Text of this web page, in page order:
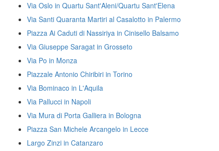
Via Oslo in Quartu Sant'Aleni/Quartu Sant'Elena
Via Santi Quaranta Martiri al Casalotto in Palermo
Piazza Ai Caduti di Nassiriya in Cinisello Balsamo
Via Giuseppe Saragat in Grosseto
Via Po in Monza
Piazzale Antonio Chiribiri in Torino
Via Bominaco in L'Aquila
Via Pallucci in Napoli
Via Mura di Porta Galliera in Bologna
Piazza San Michele Arcangelo in Lecce
Largo Zinzi in Catanzaro